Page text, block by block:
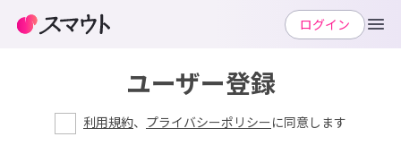
ユーザー登録
利用規約、 プライバシーポリシーに同意します
ログイン